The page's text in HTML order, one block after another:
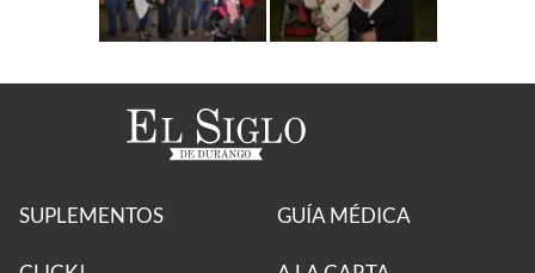
SUPLEMENTOS GUÍA MÉDICA